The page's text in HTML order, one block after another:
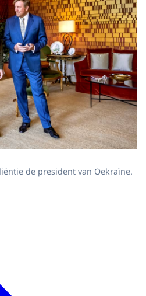
de president van Oekraïne.